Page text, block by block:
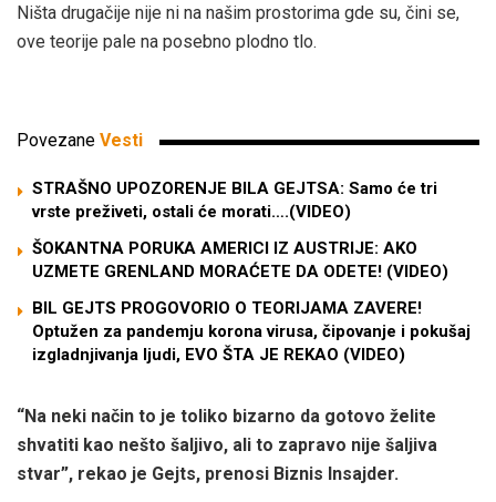
Ništa drugačije nije ni na našim prostorima gde su, čini se,
ove teorije pale na posebno plodno tlo.
Povezane Vesti
STRAŠNO UPOZORENJE BILA GEJTSA: Samo će tri
vrste preživeti, ostali će morati….(VIDEO)
ŠOKANTNA PORUKA AMERICI IZ AUSTRIJE: AKO
UZMETE GRENLAND MORAĆETE DA ODETE! (VIDEO)
BIL GEJTS PROGOVORIO O TEORIJAMA ZAVERE!
Optužen za pandemju korona virusa, čipovanje i pokušaj
izgladnjivanja ljudi, EVO ŠTA JE REKAO (VIDEO)
“Na neki način to je toliko bizarno da gotovo želite
shvatiti kao nešto šaljivo, ali to zapravo nije šaljiva
stvar”, rekao je Gejts, prenosi Biznis Insajder.